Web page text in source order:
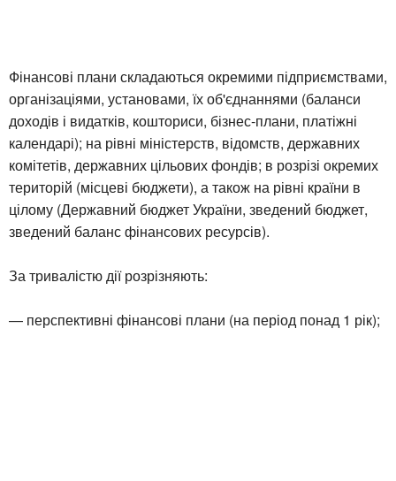
Фінансові плани складаються окремими підприємствами,
організаціями, установами, їх об'єднаннями (баланси
доходів і видатків, кошториси, бізнес-плани, платіжні
календарі); на рівні міністерств, відомств, державних
комітетів, державних цільових фондів; в розрізі окремих
територій (місцеві бюджети), а також на рівні країни в
цілому (Державний бюджет України, зведений бюджет,
зведений баланс фінансових ресурсів).
За тривалістю дії розрізняють:
— перспективні фінансові плани (на період понад 1 рік);